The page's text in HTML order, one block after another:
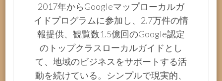
2017年からGoogleマップローカルガ
イドプログラムに参加し、2.7万件の情
報提供、観覧数1.5億回のGoogle認定
のトップクラスローカルガイドとし
て、地域のビジネスをサポートする活
動を続けている。シンプルで現実的、